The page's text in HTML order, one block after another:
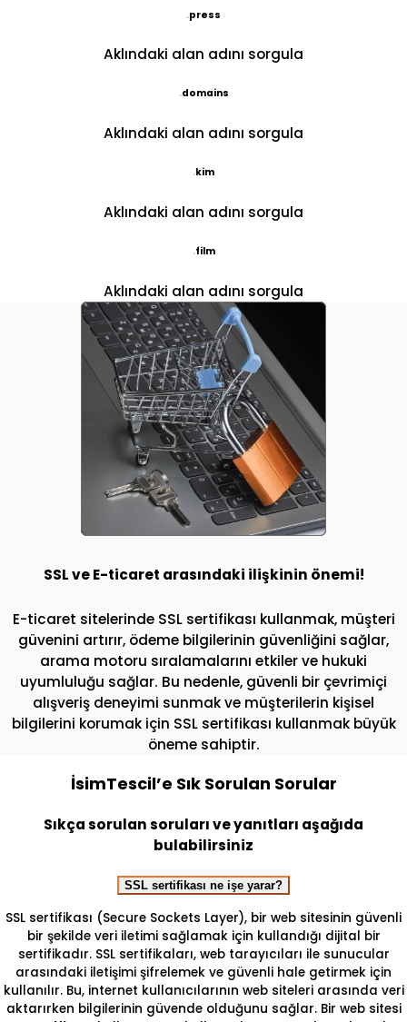
.press
Aklındaki alan adını sorgula
.domains
Aklındaki alan adını sorgula
.kim
Aklındaki alan adını sorgula
.film
Aklındaki alan adını sorgula
SSL ve E-ticaret arasındaki ilişkinin önemi!
E-ticaret sitelerinde SSL sertifikası kullanmak, müşteri
güvenini artırır, ödeme bilgilerinin güvenliğini sağlar,
arama motoru sıralamalarını etkiler ve hukuki
uyumluluğu sağlar. Bu nedenle, güvenli bir çevrimiçi
alışveriş deneyimi sunmak ve müşterilerin kişisel
bilgilerini korumak için SSL sertifikası kullanmak büyük
öneme sahiptir.
İsimTescil’e Sık Sorulan Sorular
Sıkça sorulan soruları ve yanıtları aşağıda
bulabilirsiniz
SSL sertifikası ne işe yarar?
SSL sertifikası (Secure Sockets Layer), bir web sitesinin güvenli
bir şekilde veri iletimi sağlamak için kullandığı dijital bir
sertifikadır. SSL sertifikaları, web tarayıcıları ile sunucular
arasındaki iletişimi şifrelemek ve güvenli hale getirmek için
kullanılır. Bu, internet kullanıcılarının web siteleri arasında veri
aktarırken bilgilerinin güvende olduğunu sağlar. Bir web sitesi